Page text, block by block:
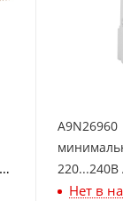
220...240В
Electric
Нет в